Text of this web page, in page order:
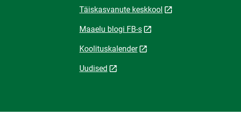
Täiskasvanute keskkool
Maaelu blogi FB-s
Koolituskalender
Uudised